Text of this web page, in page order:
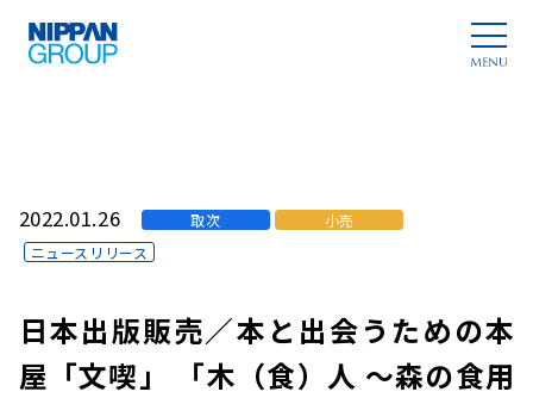
2022.01.26 取次
小売
ニュースリリース
日本出版販売／本と出会うための本
屋「文喫」 「木（食）人 ～森の食用